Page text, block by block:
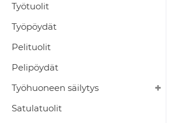
Työtuolit
Työpöydät
Pelituolit
Pelipöydät
Työhuoneen säilytys
Satulatuolit